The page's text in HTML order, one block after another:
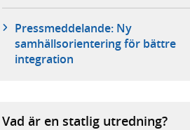
Pressmeddelande: Ny
samhällsorientering för bättre
integration
Vad är en statlig utredning?